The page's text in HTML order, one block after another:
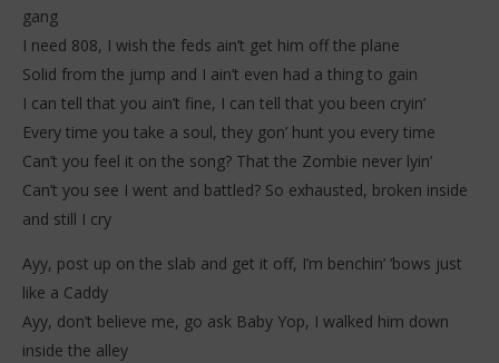
NOW VIEWING
Loe Shimmy – Free 808 (Lyrics)
7
janvier
2026
Stone
gang
I need 808, I wish the feds ain’t get him off the plane
Solid from the jump and I ain’t even had a thing to gain
I can tell that you ain’t fine, I can tell that you been cryin’
Every time you take a soul, they gon’ hunt you every time
Can’t you feel it on the song? That the Zombie never lyin’
Can’t you see I went and battled? So exhausted, broken inside
and still I cry
Ayy, post up on the slab and get it off, I’m benchin’ ‘bows just
like a Caddy
Ayy, don’t believe me, go ask Baby Yop, I walked him down
inside the alley